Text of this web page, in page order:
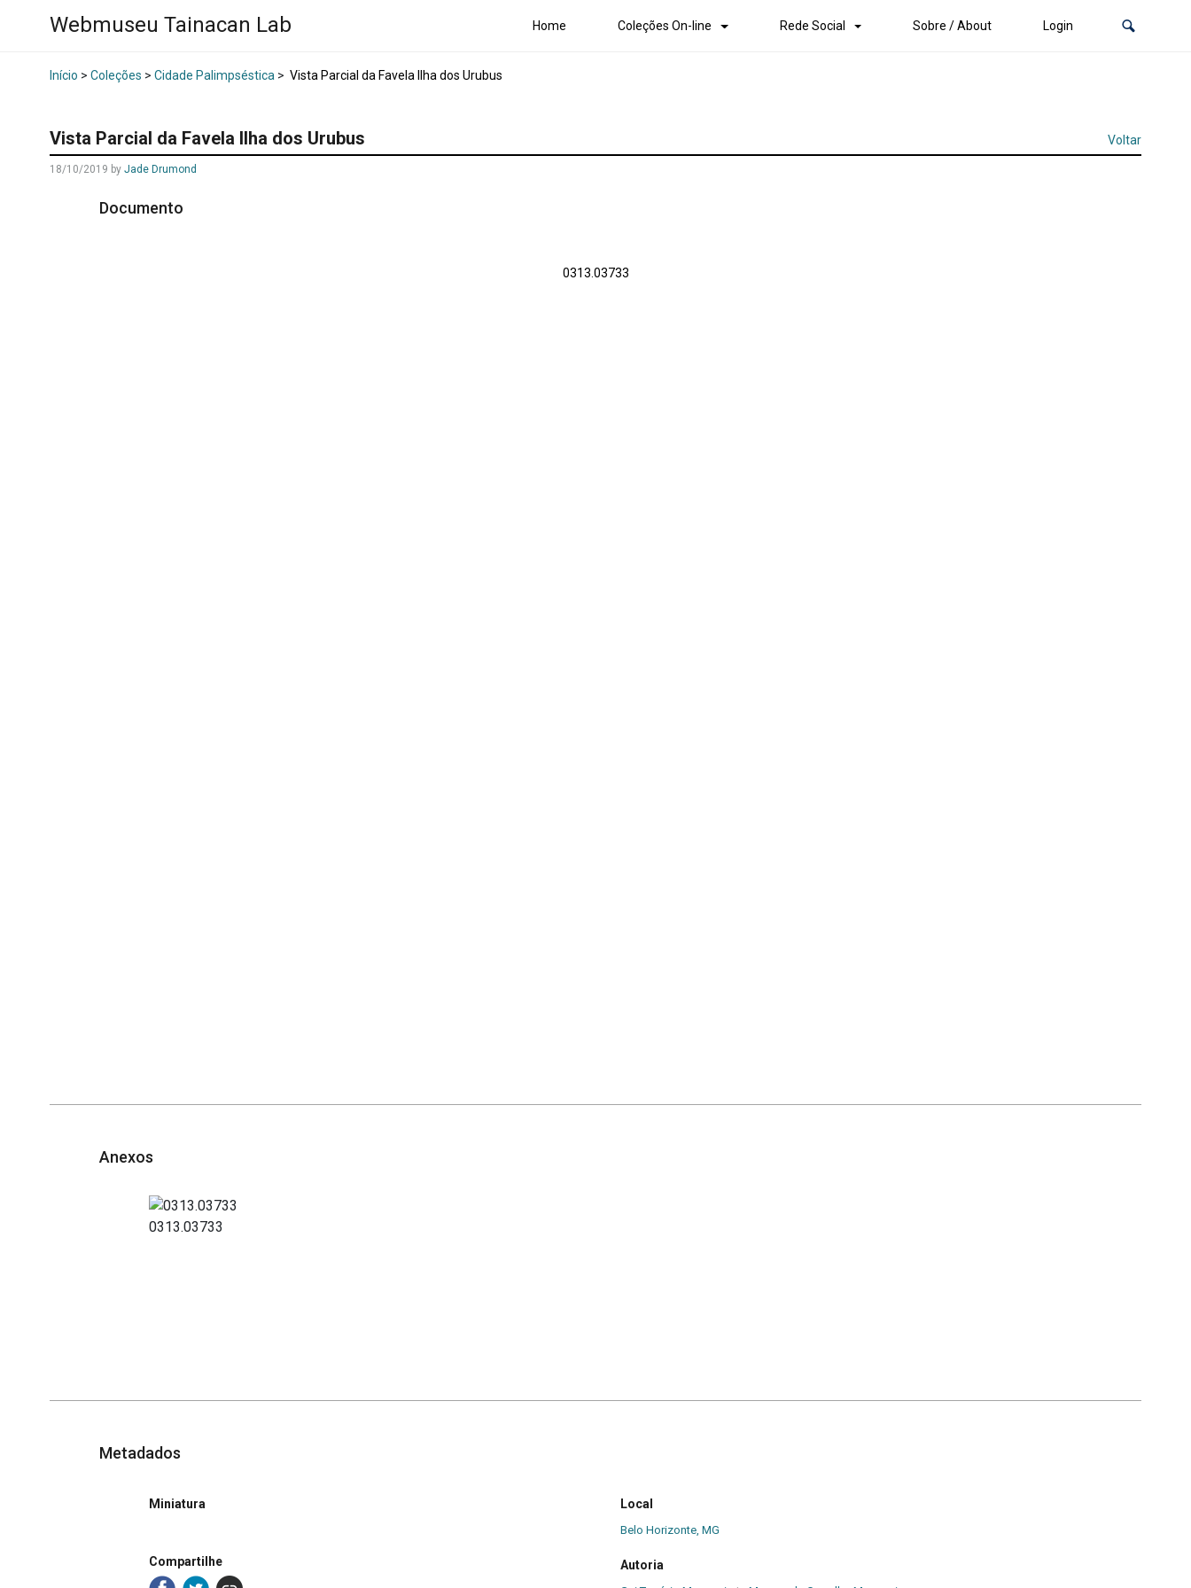
Webmuseu Tainacan Lab Home Coleções On-line Rede Social Sobre / About Login
Início > Coleções > Cidade Palimpséstica > Vista Parcial da Favela Ilha dos Urubus
Vista Parcial da Favela Ilha dos Urubus Voltar
18/10/2019 by Jade Drumond
Documento
0313.03733
Anexos
0313.03733
Metadados
Miniatura
Compartilhe
Local
Belo Horizonte, MG
Autoria